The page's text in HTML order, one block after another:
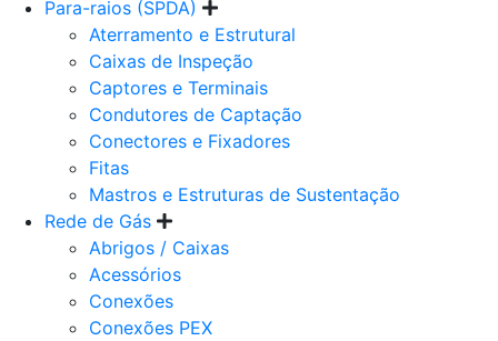
Para-raios (SPDA)
Aterramento e Estrutural
Caixas de Inspeção
Captores e Terminais
Condutores de Captação
Conectores e Fixadores
Fitas
Mastros e Estruturas de Sustentação
Rede de Gás
Abrigos / Caixas
Acessórios
Conexões
Conexões PEX